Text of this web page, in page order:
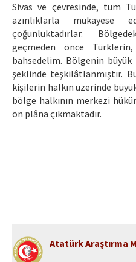
Yazar Rehberi
Hakem Rehberi
İletişim
Sivas ve çevresinde, tüm
azınlıklarla mukayese
çoğunluktadırlar.
geçmeden önce
bahsedelim. Bölgenin
şeklinde teşkilâtlanmıştır.
kişilerin halkın üzerinde
bölge halkının merkezi
ön plâna çıkmaktadır.
Atatürk Araştırma